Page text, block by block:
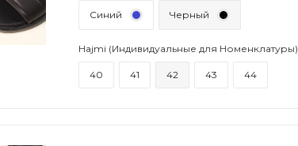
Синий Черный
Hajmi (Индивидуальные для Номенклатуры)
40 41 42 43 44